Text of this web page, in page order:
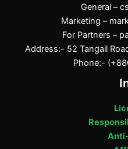
General –
Marketing –
For Partners –
Address:- 52 Tangail
Phone:-